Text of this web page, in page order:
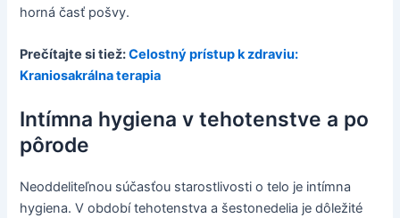
horná časť pošvy.
Prečítajte si tiež:Celostný prístup k zdraviu:
Kraniosakrálna terapia
Intímna hygiena v tehotenstve a po
pôrode
Neoddeliteľnou súčasťou starostlivosti o telo je intímna
hygiena. V období tehotenstva a šestonedelia je dôležité